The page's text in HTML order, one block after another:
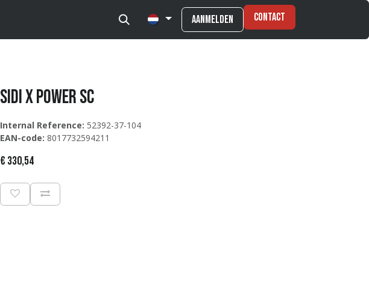
Aanmelden Contact
Sidi X POWER SC
Internal Reference: 52392-37-104
EAN-code: 8017732594211
€ 330,54